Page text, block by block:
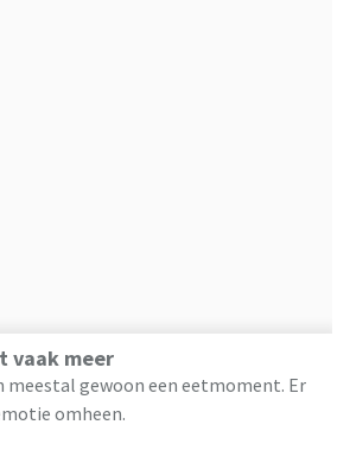
vaak meer
meestal gewoon een eetmoment. Er
omheen.